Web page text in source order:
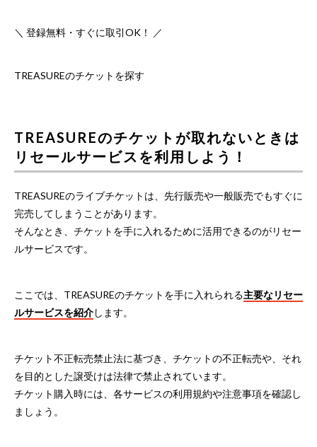
＼ 登録無料・すぐに取引OK！ ／
TREASUREのチケットを探す
TREASUREのチケットが取れないときは
リセールサービスを利用しよう！
TREASUREのライブチケットは、先行販売や一般販売でもすぐに
完売してしまうことがあります。
そんなとき、チケットを手に入れるために活用できるのがリセー
ルサービスです。
ここでは、TREASUREのチケットを手に入れられる主要なリセー
ルサービスを紹介します。
チケット不正転売禁止法に基づき、チケットの不正転売や、それ
を目的とした譲受けは法律で禁止されています。
チケット購入時には、各サービスの利用規約や注意事項を確認し
ましょう。